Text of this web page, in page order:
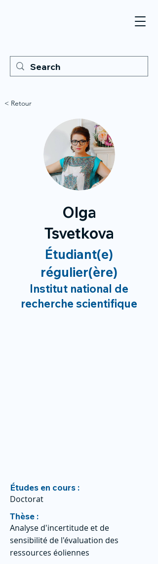
< Retour
Olga
Tsvetkova
Étudiant(e)
régulier(ère)
Institut national de
recherche scientifique
Études en cours :
Doctorat
Thèse :
Analyse d'incertitude et de
sensibilité de l'évaluation des
ressources éoliennes